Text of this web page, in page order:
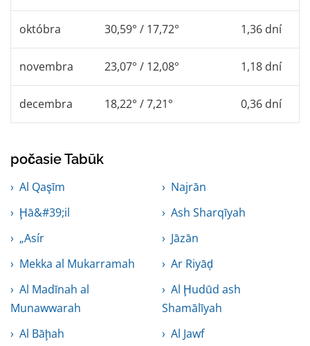
októbra 30,59° / 17,72° 1,36 dní
novembra 23,07° / 12,08° 1,18 dní
decembra 18,22° / 7,21° 0,36 dní
počasie Tabūk
Al Qaşīm
Najrān
Ḩā&#39;il
Ash Sharqīyah
„Asír
Jāzān
Mekka al Mukarramah
Ar Riyāḑ
Al Madīnah al
Munawwarah
Al Ḩudūd ash
Shamālīyah
Al Bāḩah
Al Jawf